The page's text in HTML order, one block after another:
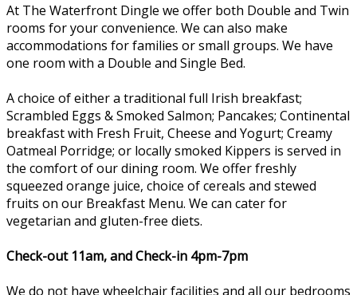
At The Waterfront Dingle we offer both Double and Twin
rooms for your convenience. We can also make
accommodations for families or small groups. We have
one room with a Double and Single Bed.
A choice of either a traditional full Irish breakfast;
Scrambled Eggs & Smoked Salmon; Pancakes; Continental
breakfast with Fresh Fruit, Cheese and Yogurt; Creamy
Oatmeal Porridge; or locally smoked Kippers is served in
the comfort of our dining room. We offer freshly
squeezed orange juice, choice of cereals and stewed
fruits on our Breakfast Menu. We can cater for
vegetarian and gluten-free diets.
Check-out 11am, and Check-in 4pm-7pm
We do not have wheelchair facilities and all our bedrooms